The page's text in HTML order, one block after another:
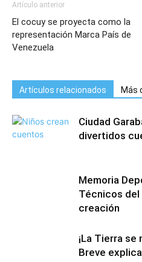
Artículo anterior
El cocuy se proyecta como la
representación Marca País de
Venezuela
Artículos relacionados Más
Ciudad
divertidos
Memoria
Técnicos del
creación
¡La Tierra se
Breve